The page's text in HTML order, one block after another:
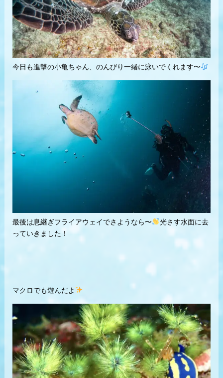
今日も進撃の小亀ちゃん、のんびり一緒に泳いでくれます〜
最後は息継ぎフライアウェイでさようなら〜
光さす水面に去
っていきました！
マクロでも遊んだよ